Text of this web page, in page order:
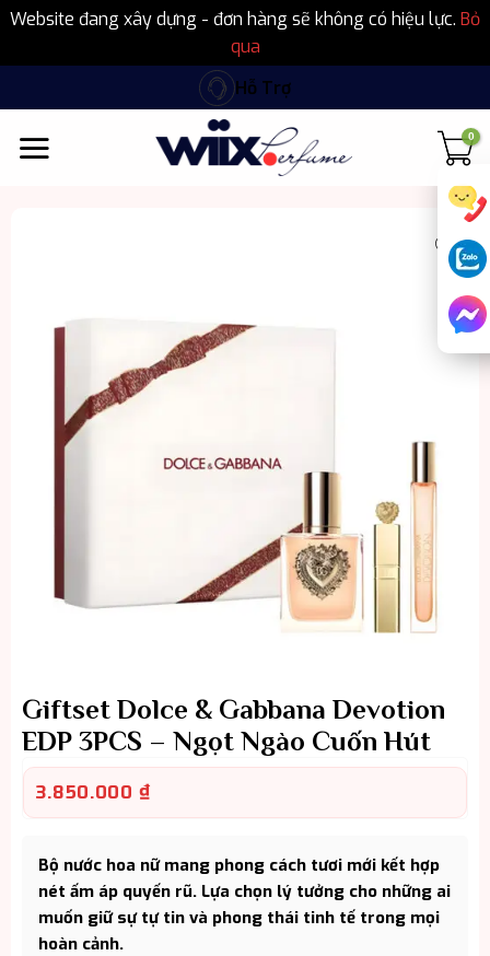
Website đang xây dựng - đơn hàng sẽ không có hiệu lực. Bỏ
qua
qua
nội
dung
Hỗ Trợ
Giftset Dolce & Gabbana Devotion
EDP 3PCS – Ngọt Ngào Cuốn Hút
3.850.000 ₫
Bộ nước hoa nữ mang phong cách tươi mới kết hợp
nét ấm áp quyến rũ. Lựa chọn lý tưởng cho những ai
muốn giữ sự tự tin và phong thái tinh tế trong mọi
hoàn cảnh.